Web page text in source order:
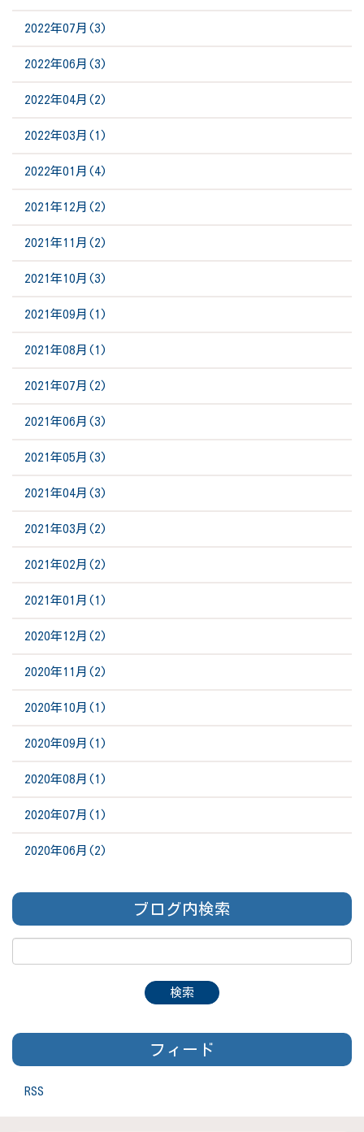
2022年07月(3)
2022年06月(3)
2022年04月(2)
2022年03月(1)
2022年01月(4)
2021年12月(2)
2021年11月(2)
2021年10月(3)
2021年09月(1)
2021年08月(1)
2021年07月(2)
2021年06月(3)
2021年05月(3)
2021年04月(3)
2021年03月(2)
2021年02月(2)
2021年01月(1)
2020年12月(2)
2020年11月(2)
2020年10月(1)
2020年09月(1)
2020年08月(1)
2020年07月(1)
2020年06月(2)
ブログ内検索
フィード
RSS